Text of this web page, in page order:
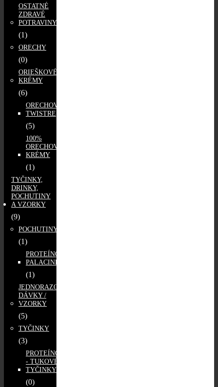
OSTATNÉ
ZDRAVÉ
POTRAVINY
(1)
ORECHY
(0)
ORIEŠKOVÉ
KRÉMY
(6)
ORECHOVÉ
TWISTRE
(5)
100%
ORECHOVÉ
KRÉMY
(1)
TYČINKY,
DRINKY,
POCHUTINY
A VZORKY
(9)
POCHUTINY
(1)
PROTEÍNOVÉ
PALACINKY
(1)
JEDNORAZOVÉ
DÁVKY /
VZORKY
(5)
TYČINKY
(3)
PROTEÍNOVO
- TUKOVÉ
TYČINKY
(0)